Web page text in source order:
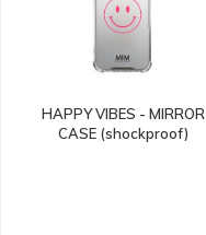
HAPPY VIBES - MIRROR
CASE (shockproof)